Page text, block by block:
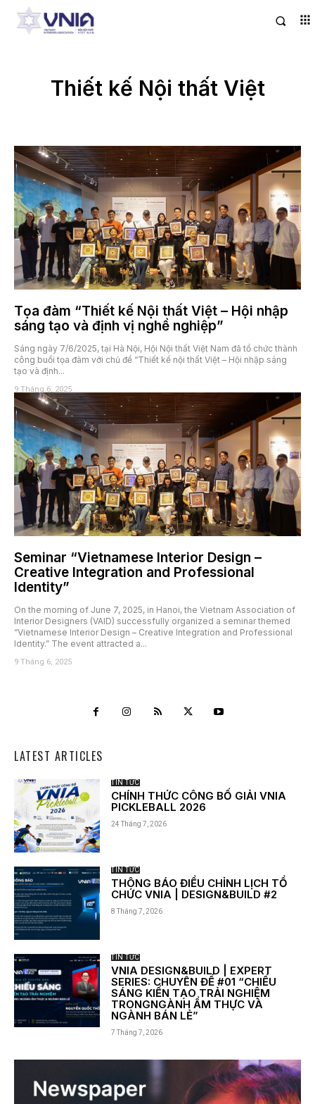
Thiết kế Nội thất Việt
Tọa đàm “Thiết kế Nội thất Việt – Hội nhập
sáng tạo và định vị nghề nghiệp”
Sáng ngày 7/6/2025, tại Hà Nội, Hội Nội thất Việt Nam đã tổ chức thành
công buổi tọa đàm với chủ đề “Thiết kế nội thất Việt – Hội nhập sáng
tạo và định...
9 Tháng 6, 2025
Seminar “Vietnamese Interior Design –
Creative Integration and Professional
Identity”
On the morning of June 7, 2025, in Hanoi, the Vietnam Association of
Interior Designers (VAID) successfully organized a seminar themed
“Vietnamese Interior Design – Creative Integration and Professional
Identity.” The event attracted a...
9 Tháng 6, 2025
LATEST ARTICLES
TIN TỨC
CHÍNH THỨC CÔNG BỐ GIẢI VNIA
PICKLEBALL 2026
24 Tháng 7, 2026
TIN TỨC
THÔNG BÁO ĐIỀU CHỈNH LỊCH TỔ
CHỨC VNIA | DESIGN&BUILD #2
8 Tháng 7, 2026
TIN TỨC
VNIA DESIGN&BUILD | EXPERT
SERIES: CHUYÊN ĐỀ #01 “CHIẾU
SÁNG KIẾN TẠO TRẢI NGHIỆM
TRONGNGÀNH ẨM THỰC VÀ
NGÀNH BÁN LẺ”
7 Tháng 7, 2026